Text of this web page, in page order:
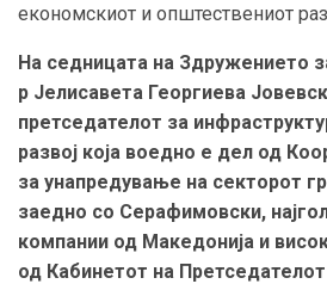
економскиот и општествениот
На седницата на Здружението
р Јелисавета Георгиева
претседателот за
развој која воедно е дел од
за унапредување на секторот
заедно со Серафимовски,
компании од Македoнија и
од Кабинетот на